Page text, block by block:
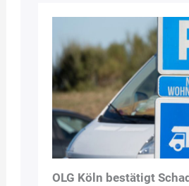
OLG Köln bestätigt